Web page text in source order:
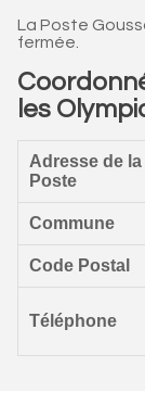
La Poste
fermée.
les
Adresse de la
Poste
Commune
Code Postal
Téléphone